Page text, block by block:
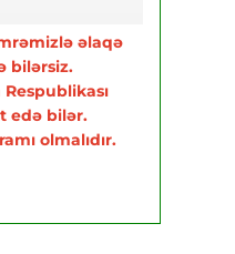
əlaqə
bilərsiz.
edə bilər.
olmalıdır.